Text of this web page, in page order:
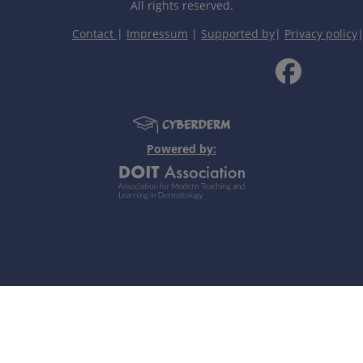
All rights reserved.
Contact | Impressum | Supported by| Privacy policy|
Powered by: